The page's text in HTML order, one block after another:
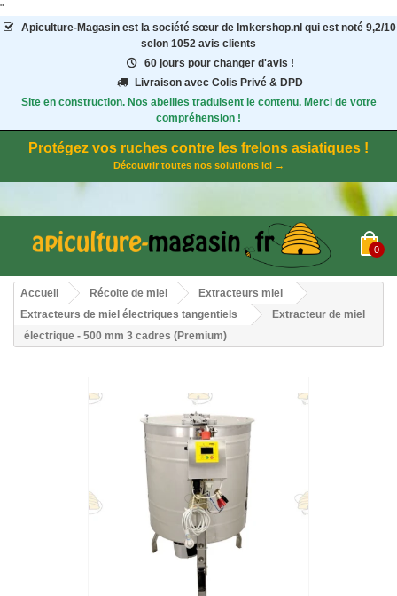
"
Apiculture-Magasinest la société sœur de Imkershop.nl qui est noté 9,2/10
selon 1052 avis clients
60 jours pour changer d'avis !
Livraison avec Colis Privé & DPD
Site en construction. Nos abeilles traduisent le contenu. Merci de votre
compréhension !
Protégez vos ruches contre les frelons asiatiques !
Découvrir toutes nos solutions ici →
0
Accueil Récolte de miel
Extracteurs miel
Extracteurs de miel électriques tangentiels
Extracteur de miel
électrique - 500 mm 3 cadres (Premium)